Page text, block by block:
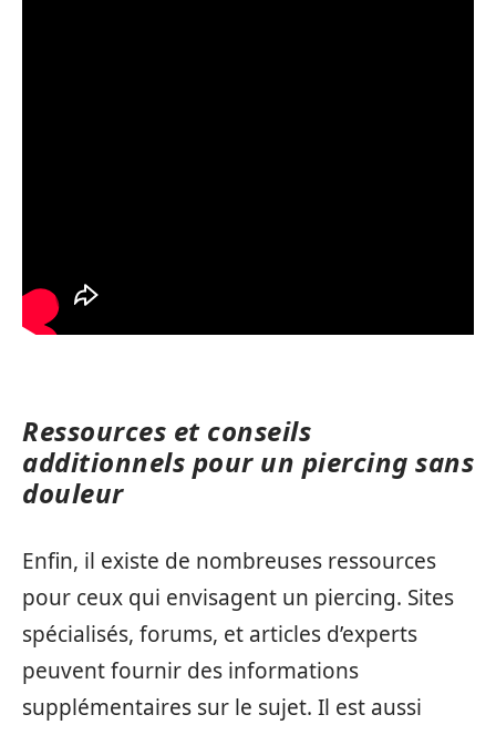
Ressources et conseils
additionnels pour un piercing sans
douleur
Enfin, il existe de nombreuses ressources
pour ceux qui envisagent un piercing. Sites
spécialisés, forums, et articles d’experts
peuvent fournir des informations
supplémentaires sur le sujet. Il est aussi